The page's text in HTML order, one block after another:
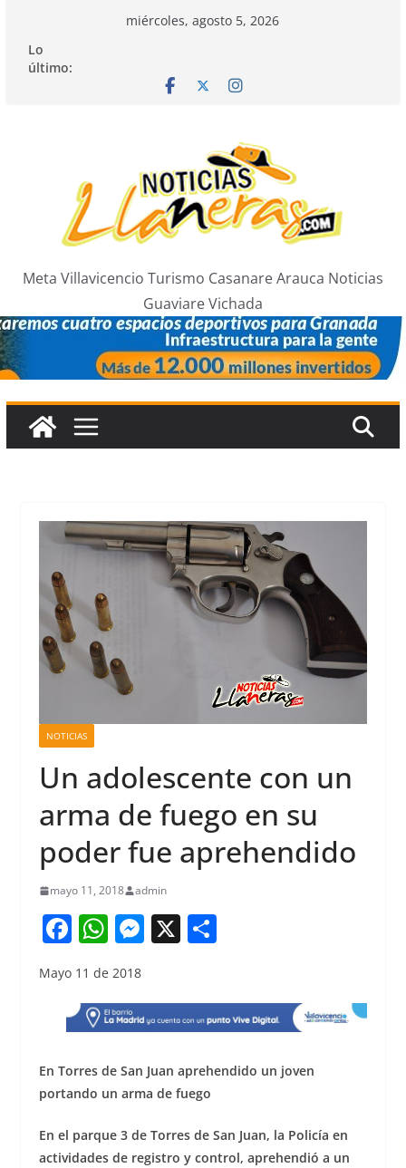
contenido
miércoles, agosto 5, 2026
Lo
último:
Meta Villavicencio Turismo Casanare Arauca Noticias
Guaviare Vichada
NOTICIAS
Un adolescente con un
arma de fuego en su
poder fue aprehendido
mayo 11, 2018 admin
F
c
e
b
o
o
k
W
at
s
A
p
p
M
e
n
g
er
X S
e
Mayo 11 de 2018
En Torres de San Juan aprehendido un joven
portando un arma de fuego
En el parque 3 de Torres de San Juan, la Policía en
actividades de registro y control, aprehendió a un